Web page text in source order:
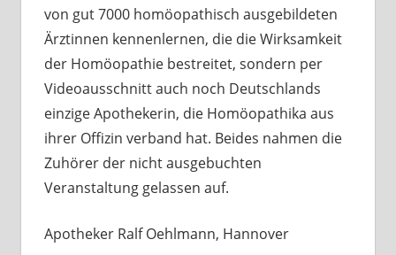
von gut 7000 homöopathisch ausgebildeten
Ärztinnen kennenlernen, die die Wirksamkeit
der Homöopathie bestreitet, sondern per
Videoausschnitt auch noch Deutschlands
einzige Apothekerin, die Homöopathika aus
ihrer Offizin verband hat. Beides nahmen die
Zuhörer der nicht ausgebuchten
Veranstaltung gelassen auf.
Apotheker Ralf Oehlmann, Hannover